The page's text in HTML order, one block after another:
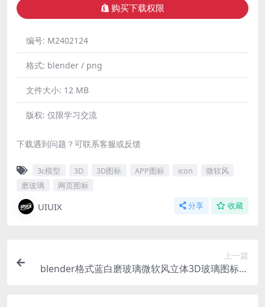
购买下载权限
编号: M2402124
格式: blender / png
文件大小: 12 MB
版权: 仅限学习交流
下载遇到问题？可联系客服或反馈
3c模型 3D 3D图标 APP图标 icon
微软风
磨玻璃
网页图标
UIUIX 分享 收藏
上一篇
blender格式蓝白磨玻璃微软风立体3D玻璃图标搜